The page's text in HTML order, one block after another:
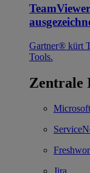
Gartner® kürt
Tools.
Zentrale